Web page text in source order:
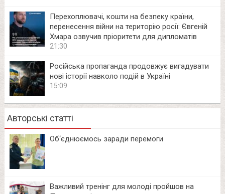
Перехоплювачі, кошти на безпеку країни,
перенесення війни на територію росії: Євгеній
Хмара озвучив пріоритети для дипломатів
21:30
Російська пропаганда продовжує вигадувати
нові історії навколо подій в Україні
15:09
Авторські статті
Об‘єднюємось заради перемоги
Важливий тренінг для молоді пройшов на